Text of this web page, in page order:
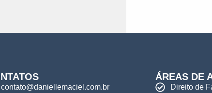
contato@daniellemaciel.com.br
ÁREAS DE
Direito de